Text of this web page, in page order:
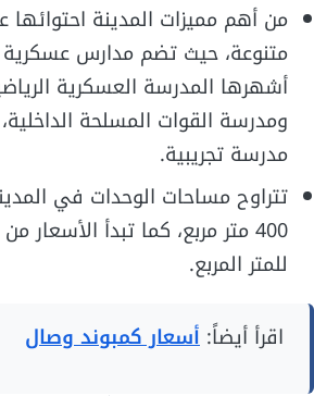
من أهم مميزات المدينة
متنوعة، حيث تضم مدارس عسكرية
ومدرسة القوات المسلحة
مدرسة تجريبية.
للمتر المربع.
اقرأ أيضاً: أسعار كمبوند وصال